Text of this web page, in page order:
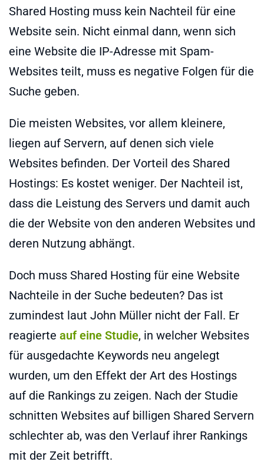
Shared Hosting muss kein Nachteil für eine
Website sein. Nicht einmal dann, wenn sich
eine Website die IP-Adresse mit Spam-
Websites teilt, muss es negative Folgen für die
Suche geben.
Die meisten Websites, vor allem kleinere,
liegen auf Servern, auf denen sich viele
Websites befinden. Der Vorteil des Shared
Hostings: Es kostet weniger. Der Nachteil ist,
dass die Leistung des Servers und damit auch
die der Website von den anderen Websites und
deren Nutzung abhängt.
Doch muss Shared Hosting für eine Website
Nachteile in der Suche bedeuten? Das ist
zumindest laut John Müller nicht der Fall. Er
reagierte auf eine Studie, in welcher Websites
für ausgedachte Keywords neu angelegt
wurden, um den Effekt der Art des Hostings
auf die Rankings zu zeigen. Nach der Studie
schnitten Websites auf billigen Shared Servern
schlechter ab, was den Verlauf ihrer Rankings
mit der Zeit betrifft.